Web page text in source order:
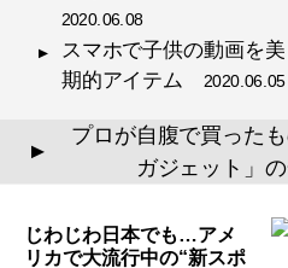
2020.06.08
スマホで子供の動画を
期的アイテム
2020.06.05
▲
プロが自腹で買った
ガジェット」
じわじわ日本でも…アメ
リカで大流行中の“新スポ